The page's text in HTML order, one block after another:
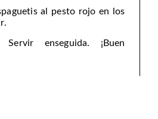
al pesto rojo en los
enseguida. ¡Buen